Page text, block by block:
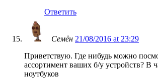
Ответить
Семён 21/08/2016 at 23:29
Приветствую. Где нибудь можно
ассортимент ваших б/у устройств? В
ноутбуков